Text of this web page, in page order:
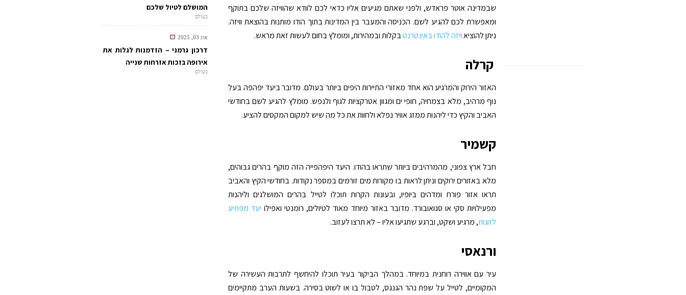
שבמדינה אוטר פראדש, ולפני שאתם מגיעים אליו כדאי לכם לוודא שהוויזה שלכם בתוקף
ומאפשרת לכם להגיע לשם. הכניסה והמעבר בין המדינות בתוך הודו מותנות בהוצאת וויזה.
ניתן להוציאויזה להודו באינטרנטבקלות ובמהירות, ומומלץ בחום לעשות זאת מראש.
קרלה
האזור הירוק והמרגיע הוא אחד מאזורי התיירות היפים ביותר בעולם. מדובר ביעד יפהפה בעל
נוף מרהיב, מלא בצמחיה, חופי ים ומגוון אטרקציות לגוף ולנפש. מומלץ להגיע לשם בחודשי
האביב והקיץ כדי ליהנות ממזג אוויר נפלא ולחוות את כל מה שיש למקום המקסים להציע.
קשמיר
חבל ארץ צפוני, מהמרהיבים ביותר שתראו בהודו. היעד היפהפייה הזה מוקף בהרים גבוהים,
מלא באזורים ירוקים וניתן לראות בו מקורות מים זורמים במספר נקודות. בחודשי הקיץ והאביב
תראו אזור פורח ומדהים ביופיו, ובעונות הקרות תוכלו לטייל בהרים המושלגים וליהנות
מפעילויות סקי או סנואובורד. מדובר באזור מיוחד מאוד לטיולים, רומנטי ואפילו יעד מפתיע
לזוגות, מרגיע ושקט, וברגע שתגיעו אליו – לא תרצו לעזוב.
ורנאסי
עיר עם אווירה רוחנית במיוחד. במהלך הביקור בעיר תוכלו להיחשף לתרבות העשירה של
המקומיים, לטייל על שפת נהר הגנגס, לטבול בו או לשוט בסירה. בשעות הערב מתקיימים
המושלם לטיול שלכם
בעולם
אוג 03, 2025
דרכון גרמני – הזדמנות לגלות את
אירופה בזכות אזרחות שנייה
בעולם